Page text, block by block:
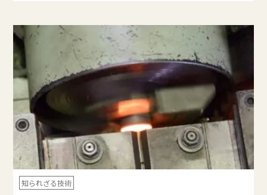
知られざる技術